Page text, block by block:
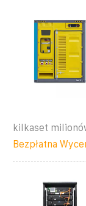
kilkaset
Bezpłatna